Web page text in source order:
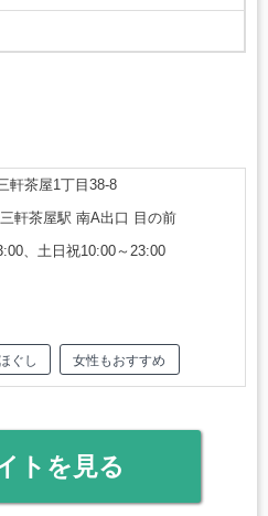
軒茶屋1丁目38-8
軒茶屋駅 南A出口 目の前
、土日祝10:00～23:00
ぐし 女性もおすすめ
トを見る